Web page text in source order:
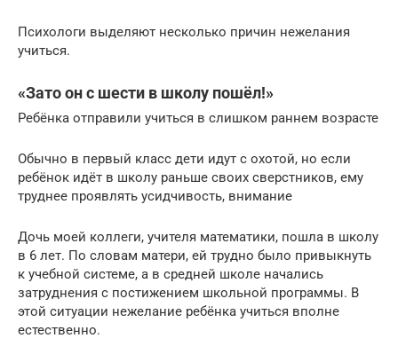
Психологи выделяют несколько причин нежелания
учиться.
«Зато он с шести в школу пошёл!»
Ребёнка отправили учиться в слишком раннем возрасте
Обычно в первый класс дети идут с охотой, но если
ребёнок идёт в школу раньше своих сверстников, ему
труднее проявлять усидчивость, внимание
Дочь моей коллеги, учителя математики, пошла в школу
в 6 лет. По словам матери, ей трудно было привыкнуть
к учебной системе, а в средней школе начались
затруднения с постижением школьной программы. В
этой ситуации нежелание ребёнка учиться вполне
естественно.